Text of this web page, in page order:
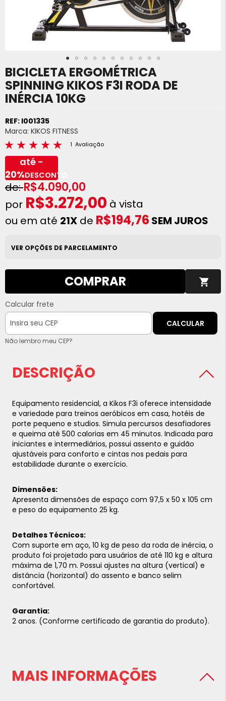
BICICLETA ERGOMÉTRICA
SPINNING KIKOS F3I RODA DE
INÉRCIA 10KG
REF: I001335
Marca: KIKOS FITNESS
Avaliações:
1 Avaliação
R$4.090,00
até -
20%DESCONTO
R$3.272,00 à vista
ou em até 21X de R$194,76 SEM JUROS
VER OPÇÕES DE PARCELAMENTO
COMPRAR
Calcular frete
CALCULAR
Não lembro meu CEP?
Saltar
para
o
início
Galeria
de
imagens
DESCRIÇÃO
Equipamento residencial, a Kikos F3i oferece intensidade
e variedade para treinos aeróbicos em casa, hotéis de
porte pequeno e studios. Simula percursos desafiadores
e queima até 500 calorias em 45 minutos. Indicada para
iniciantes e intermediários, possui assento e guidão
ajustáveis para conforto e cintas nos pedais para
estabilidade durante o exercício.
Dimensões:
Apresenta dimensões de espaço com 97,5 x 50 x 105 cm
e peso do equipamento 25 kg.
Detalhes Técnicos:
Com suporte em aço, 10 kg de peso da roda de inércia, o
produto foi projetado para usuários de até 110 kg e altura
máxima de 1,70 m. Possui ajustes na altura (vertical) e
distância (horizontal) do assento e banco selim
confortável.
Garantia:
2 anos. (Conforme certificado de garantia do produto).
MAIS INFORMAÇÕES